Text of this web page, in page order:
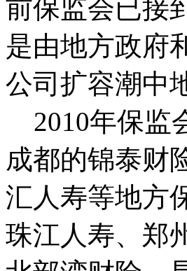
前保监会已接
是由地方政府
公司扩容潮中
2010年保监
成都的锦泰财
汇人寿等地方
珠江人寿、郑